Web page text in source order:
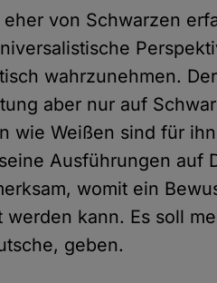
von Schwarzen
wahrzunehmen.
aber nur auf
wie Weißen sind für
Ausführungen auf
womit ein
kann. Es soll
geben.